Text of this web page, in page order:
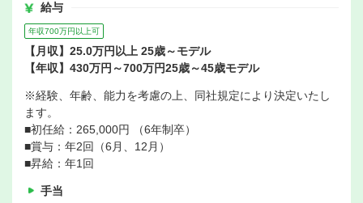
給与
年収700万円以上可
【月収】25.0万円以上 25歳～モデル
【年収】430万円～700万円25歳～45歳モデル
※経験、年齢、能力を考慮の上、同社規定により決定いたし
ます。
■初任給：265,000円 （6年制卒）
■賞与：年2回（6月、12月）
■昇給：年1回
手当